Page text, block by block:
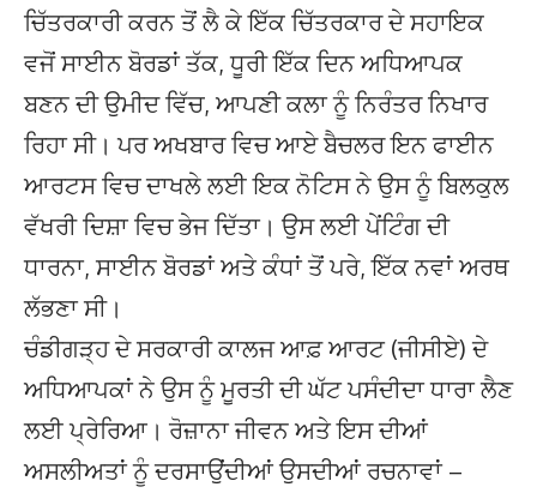
ਚਿੱਤਰਕਾਰੀ ਕਰਨ ਤੋਂ ਲੈ ਕੇ ਇੱਕ ਚਿੱਤਰਕਾਰ ਦੇ ਸਹਾਇਕ
ਵਜੋਂ ਸਾਈਨ ਬੋਰਡਾਂ ਤੱਕ, ਧੂਰੀ ਇੱਕ ਦਿਨ ਅਧਿਆਪਕ
ਬਣਨ ਦੀ ਉਮੀਦ ਵਿੱਚ, ਆਪਣੀ ਕਲਾ ਨੂੰ ਨਿਰੰਤਰ ਨਿਖਾਰ
ਰਿਹਾ ਸੀ। ਪਰ ਅਖਬਾਰ ਵਿਚ ਆਏ ਬੈਚਲਰ ਇਨ ਫਾਈਨ
ਆਰਟਸ ਵਿਚ ਦਾਖਲੇ ਲਈ ਇਕ ਨੋਟਿਸ ਨੇ ਉਸ ਨੂੰ ਬਿਲਕੁਲ
ਵੱਖਰੀ ਦਿਸ਼ਾ ਵਿਚ ਭੇਜ ਦਿੱਤਾ। ਉਸ ਲਈ ਪੇਂਟਿੰਗ ਦੀ
ਧਾਰਨਾ, ਸਾਈਨ ਬੋਰਡਾਂ ਅਤੇ ਕੰਧਾਂ ਤੋਂ ਪਰੇ, ਇੱਕ ਨਵਾਂ ਅਰਥ
ਲੱਭਣਾ ਸੀ।
ਚੰਡੀਗੜ੍ਹ ਦੇ ਸਰਕਾਰੀ ਕਾਲਜ ਆਫ਼ ਆਰਟ (ਜੀਸੀਏ) ਦੇ
ਅਧਿਆਪਕਾਂ ਨੇ ਉਸ ਨੂੰ ਮੂਰਤੀ ਦੀ ਘੱਟ ਪਸੰਦੀਦਾ ਧਾਰਾ ਲੈਣ
ਲਈ ਪ੍ਰੇਰਿਆ। ਰੋਜ਼ਾਨਾ ਜੀਵਨ ਅਤੇ ਇਸ ਦੀਆਂ
ਅਸਲੀਅਤਾਂ ਨੂੰ ਦਰਸਾਉਂਦੀਆਂ ਉਸਦੀਆਂ ਰਚਨਾਵਾਂ –